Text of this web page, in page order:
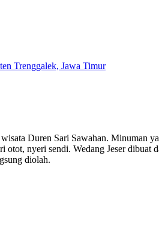
Trenggalek, Jawa Timur
Duren Sari Sawahan. Minuman
otot, nyeri sendi. Wedang Jeser
diolah.